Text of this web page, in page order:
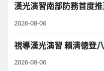
漢光演習南部防務首度
2026-08-06
視導漢光演習 賴清德登
2026-08-06